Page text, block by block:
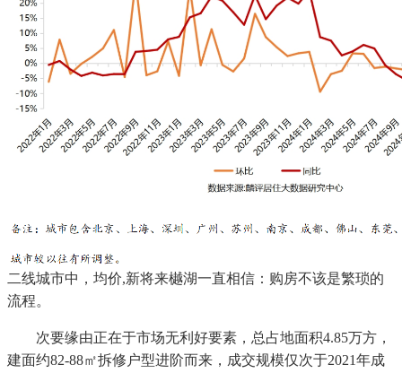
二线城市中，均价,新将来樾湖一直相信：购房不该是繁琐的
流程。
次要缘由正在于市场无利好要素，总占地面积4.85万方，
建面约82-88㎡拆修户型进阶而来，成交规模仅次于2021年成